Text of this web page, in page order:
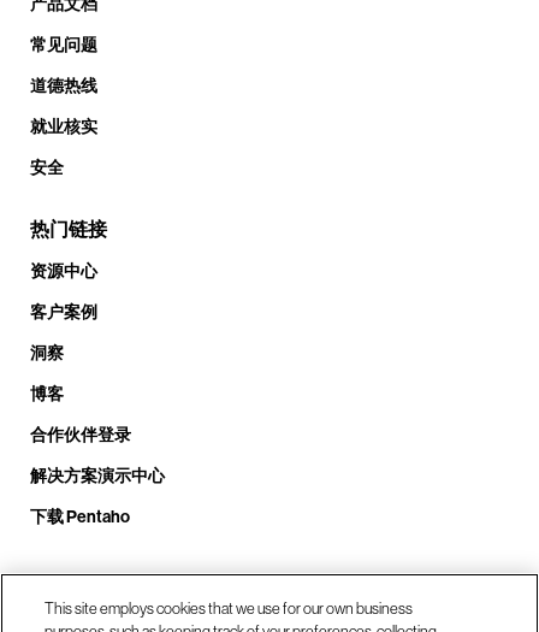
常见问题
道德热线
就业核实
安全
热门链接
资源中心
客户案例
洞察
博客
合作伙伴登录
解决方案演示中心
下载 Pentaho
致电我们： +1.408.324.0920
This site employs cookies that we use for our own business